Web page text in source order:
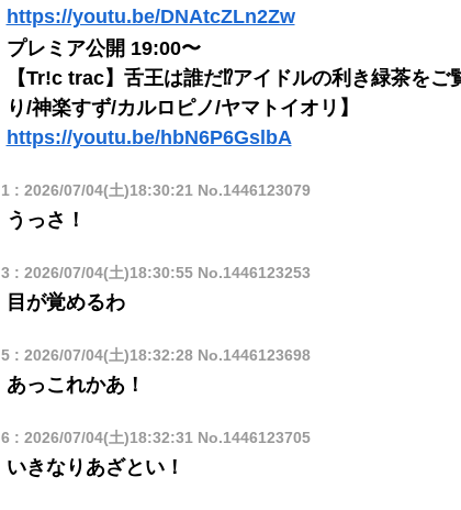
https://youtu.be/DNAtcZLn2Zw
プレミア公開 19:00〜
【Tr!c trac】舌王は誰だ⁉アイドルの利き緑茶をご
り/神楽すず/カルロピノ/ヤマトイオリ】
https://youtu.be/hbN6P6GslbA
1: 2026/07/04(土)18:30:21No.1446123079
うっさ！
3 : 2026/07/04(土)18:30:55No.1446123253
目が覚めるわ
5: 2026/07/04(土)18:32:28No.1446123698
あっこれかあ！
6 : 2026/07/04(土)18:32:31No.1446123705
いきなりあざとい！